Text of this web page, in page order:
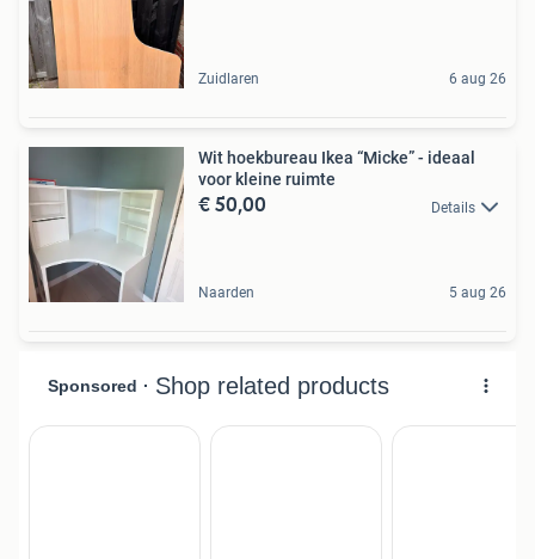
Zuidlaren 6 aug 26
Wit hoekbureau Ikea “Micke” - ideaal
voor kleine ruimte
€ 50,00 Details
Naarden 5 aug 26